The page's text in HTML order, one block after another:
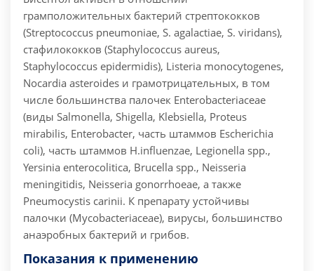
грамположительных бактерий стрептококков
(Streptococcus pneumoniae, S. agalactiae, S. viridans),
стафилококков (Staphylococcus aureus,
Staphylococcus epidermidis), Listeria monocytogenes,
Nocardia asteroides и грамотрицательных, в том
числе большинства палочек Enterobacteriaceae
(виды Salmonella, Shigella, Klebsiella, Proteus
mirabilis, Enterobacter, часть штаммов Escherichia
coli), часть штаммов H.influenzae, Legionella spp.,
Yersinia enterocolitica, Brucella spp., Neisseria
meningitidis, Neisseria gonorrhoeae, а также
Pneumocystis carinii. К препарату устойчивы
палочки (Mycobacteriaceae), вирусы, большинство
анаэробных бактерий и грибов.
Показания к применению